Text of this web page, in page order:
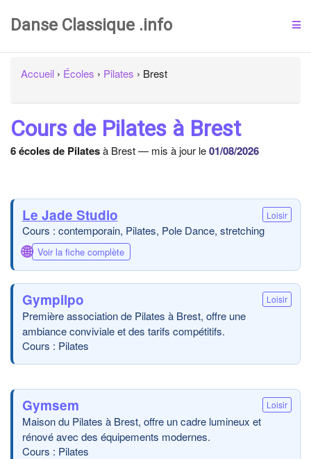
Danse Classique .info
Accueil › Écoles › Pilates › Brest
Cours de Pilates à Brest
6 écoles de Pilatesà Brest — mis à jour le01/08/2026
Le Jade Studio Loisir
Cours : contemporain, Pilates, Pole Dance, stretching
🌐 Voir la fiche complète
Gympilpo Loisir
Première association de Pilates à Brest, offre une
ambiance conviviale et des tarifs compétitifs.
Cours : Pilates
Gymsem Loisir
Maison du Pilates à Brest, offre un cadre lumineux et
rénové avec des équipements modernes.
Cours : Pilates